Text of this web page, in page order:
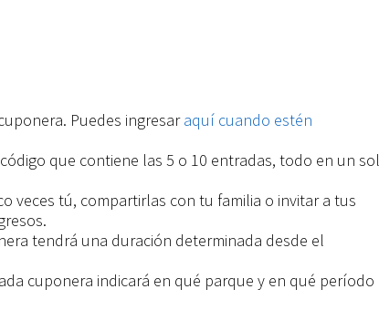
Puedes ingresaraquí cuando estén
que contiene las 5 o 10 entradas, todo en un
veces tú, compartirlas con tu familia o invitar a tus
tendrá una duración determinada desde el
cuponera indicará en qué parque y en qué período